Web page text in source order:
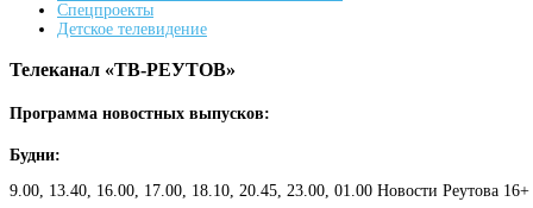
Спецпроекты
Детское телевидение
Телеканал «ТВ-РЕУТОВ»
Программа новостных выпусков:
Будни:
9.00, 13.40, 16.00, 17.00, 18.10, 20.45, 23.00, 01.00 Новости Реутова